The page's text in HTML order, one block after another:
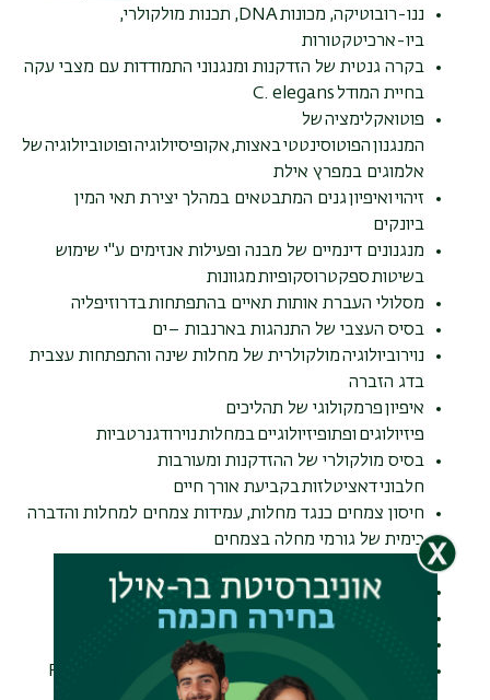
ננו-רובוטיקה, מכונות DNA, תכנות מולקולרי,
ביו-ארכיטקטורות
בקרה גנטית של הזדקנות ומנגנוני התמודדות עם מצבי עקה
בחיית המודל C. elegans
פוטואקלימציה של
המנגנון הפוטוסינטטי באצות, אקופיסיולוגיה ופוטוביולוגיה של
אלמוגים במפרץ אילת
זיהוי ואיפיון גנים המתבטאים במהלך יצירת תאי המין
ביונקים
מנגנונים דינמיים של מבנה ופעילות אנזימים ע"י שימוש
בשיטות ספקטרוסקופיות מגוונות
מסלולי העברת אותות תאיים בהתפתחות בדרוזיפליה
בסיס העצבי של התנהגות בארנבות –ים
נוירוביולוגיה מולקולרית של מחלות שינה והתפתחות עצבית
בדג הזברה
איפיון פרמקולוגי של תהליכים
פיזיולוגים ופתופיזיולוגיים במחלות נוירודגנרטביות
בסיס מולקולרי של ההזדקנות ומעורבות
חלבוני דאציטלזות בקביעת אורך חיים
חיסון צמחים כנגד מחלות, עמידות צמחים למחלות והדברה
כימית של גורמי מחלה בצמחים
בוטניקה ארכיאולוגית
בקרה מולקולרית של התפתחות עוברים ביונקים
חקר הגנים, ביולוגיה חישובית, עריכת רנ"א ודנ"א
תהליכים המבוקרים ע"י RNA: Splicing, non-codling